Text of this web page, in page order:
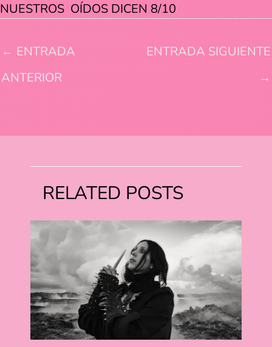
NUESTROS OÍDOS DICEN 8/10
← ENTRADA
ANTERIOR
ENTRADA SIGUIENTE
→
RELATED POSTS